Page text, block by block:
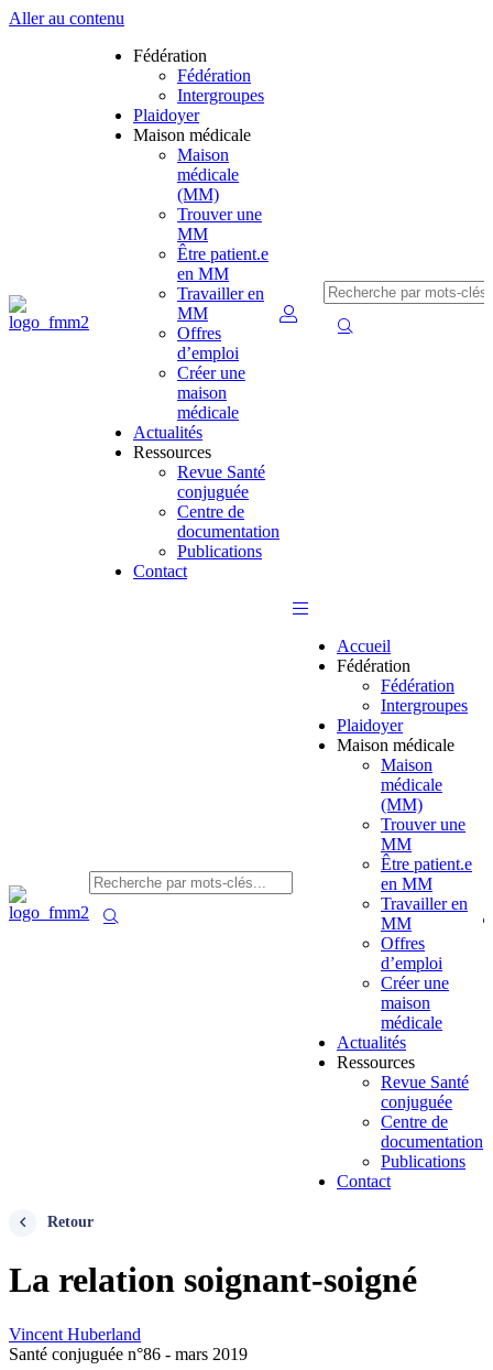
Aller au contenu
Fédération
Fédération
Intergroupes
Plaidoyer
Maison médicale
Maison
médicale
(MM)
Trouver une
MM
Être patient.e
en MM
Travailler en
MM
Offres
d’emploi
Créer une
maison
médicale
Actualités
Ressources
Revue Santé
conjuguée
Centre de
documentation
Publications
Contact
Accueil
Fédération
Fédération
Intergroupes
Plaidoyer
Maison médicale
Maison
médicale
(MM)
Trouver une
MM
Être patient.e
en MM
Travailler en
MM
Offres
d’emploi
Créer une
maison
médicale
Actualités
Ressources
Revue Santé
conjuguée
Centre de
documentation
Publications
Contact
Retour
La relation soignant-soigné
Vincent Huberland
Santé conjuguée n°86 - mars 2019